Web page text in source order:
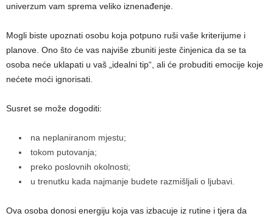
univerzum vam sprema veliko iznenađenje.
Mogli biste upoznati osobu koja potpuno ruši vaše kriterijume i
planove. Ono što će vas najviše zbuniti jeste činjenica da se ta
osoba neće uklapati u vaš „idealni tip“, ali će probuditi emocije koje
nećete moći ignorisati.
Susret se može dogoditi:
na neplaniranom mjestu;
tokom putovanja;
preko poslovnih okolnosti;
u trenutku kada najmanje budete razmišljali o ljubavi.
Ova osoba donosi energiju koja vas izbacuje iz rutine i tjera da